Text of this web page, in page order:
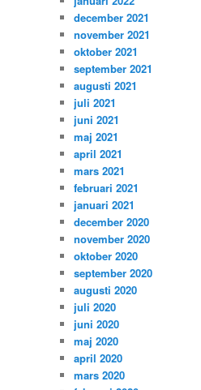
december 2021
november 2021
oktober 2021
september 2021
augusti 2021
juli 2021
juni 2021
maj 2021
april 2021
mars 2021
februari 2021
januari 2021
december 2020
november 2020
oktober 2020
september 2020
augusti 2020
juli 2020
juni 2020
maj 2020
april 2020
mars 2020